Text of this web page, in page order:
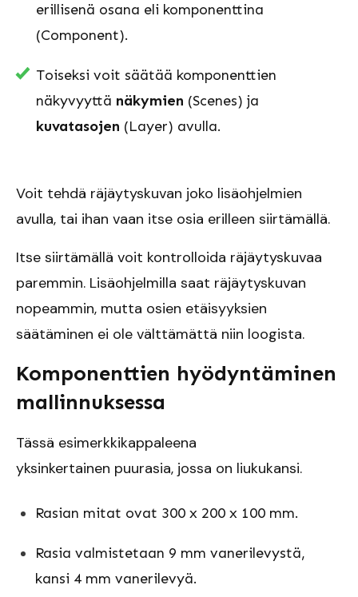
erillisenä osana eli komponenttina
(Component).
Toiseksi voit säätää komponenttien
näkyvyyttä näkymien (Scenes) ja
kuvatasojen (Layer) avulla.
Voit tehdä räjäytyskuvan joko lisäohjelmien
avulla, tai ihan vaan itse osia erilleen siirtämällä.
Itse siirtämällä voit kontrolloida räjäytyskuvaa
paremmin. Lisäohjelmilla saat räjäytyskuvan
nopeammin, mutta osien etäisyyksien
säätäminen ei ole välttämättä niin loogista.
Komponenttien hyödyntäminen
mallinnuksessa
Tässä esimerkkikappaleena
yksinkertainen puurasia, jossa on liukukansi.
Rasian mitat ovat 300 x 200 x 100 mm.
Rasia valmistetaan 9 mm vanerilevystä,
kansi 4 mm vanerilevyä.